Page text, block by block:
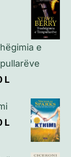
e privatësisë
Kontakt
e
L
L